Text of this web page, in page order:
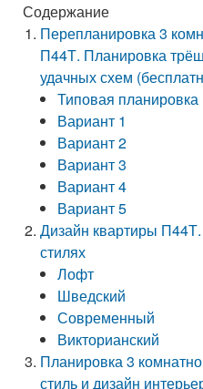
Содержание
Перепланировка 3
П44Т. Планировка
удачных схем
Типовая планировка
Вариант 1
Вариант 2
Вариант 3
Вариант 4
Вариант 5
Дизайн квартиры
стилях
Лофт
Шведский
Современный
Викторианский
Планировка 3
стиль и дизайн